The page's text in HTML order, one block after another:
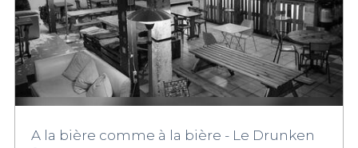
A la bière comme à la bière - Le Drunken